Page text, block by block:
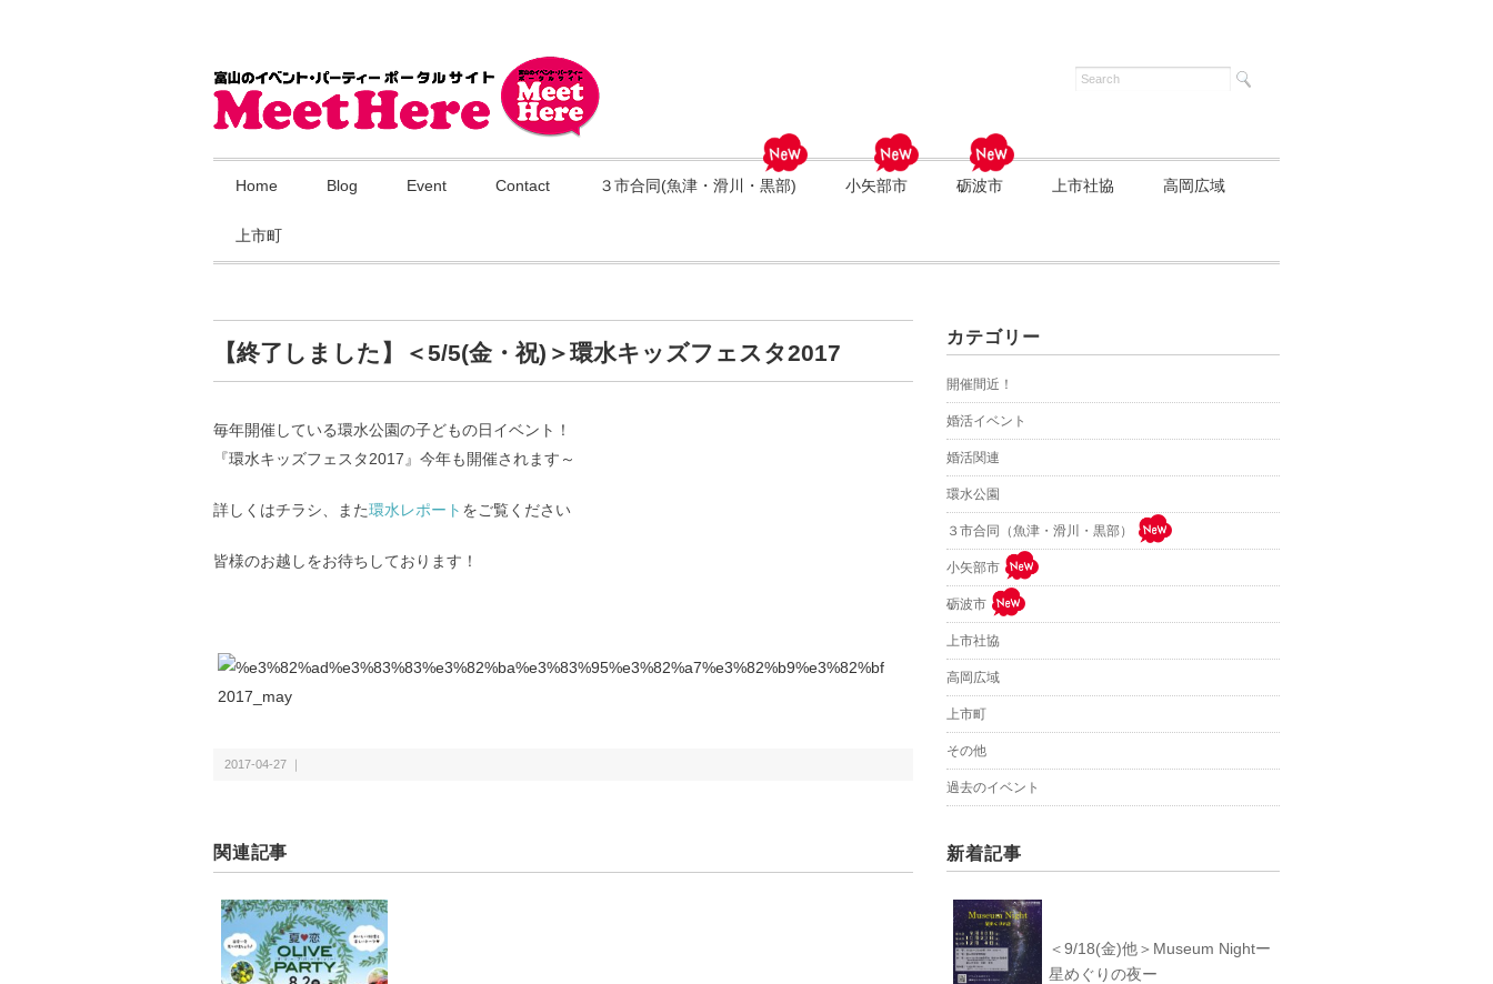
Home Blog Event Contact ３市合同(魚津・滑川・黒部) 小矢部市 砺波市 上市社協 高岡広域
上市町
【終了しました】＜5/5(金・祝)＞環水キッズフェスタ2017
毎年開催している環水公園の子どもの日イベント！
『環水キッズフェスタ2017』今年も開催されます～
詳しくはチラシ、また環水レポート をご覧ください
皆様のお越しをお待ちしております！
2017-04-27 ｜
関連記事
カテゴリー
開催間近！
婚活イベント
婚活関連
環水公園
３市合同（魚津・滑川・黒部）
小矢部市
砺波市
上市社協
高岡広域
上市町
その他
過去のイベント
新着記事
＜9/18(金)他＞Museum Nightー
星めぐりの夜ー